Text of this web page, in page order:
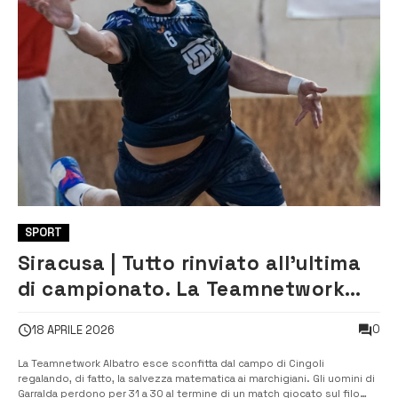
SPORT
Siracusa | Tutto rinviato all’ultima
di campionato. La Teamnetwork
18 APRILE 2026 0
La Teamnetwork Albatro esce sconfitta dal campo di Cingoli
regalando, di fatto, la salvezza matematica ai marchigiani. Gli uomini di
Garralda perdono per 31 a 30 al termine di un match giocato sul filo